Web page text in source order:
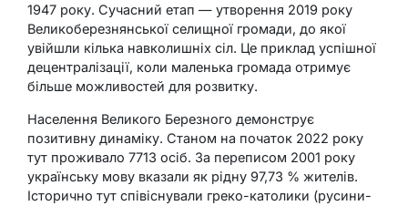
1947 року. Сучасний етап — утворення 2019 року
Великоберезнянської селищної громади, до якої
увійшли кілька навколишніх сіл. Це приклад успішної
децентралізації, коли маленька громада отримує
більше можливостей для розвитку.
Населення Великого Березного демонструє
позитивну динаміку. Станом на початок 2022 року
тут проживало 7713 осіб. За переписом 2001 року
українську мову вказали як рідну 97,73 % жителів.
Історично тут співіснували греко-католики (русини-